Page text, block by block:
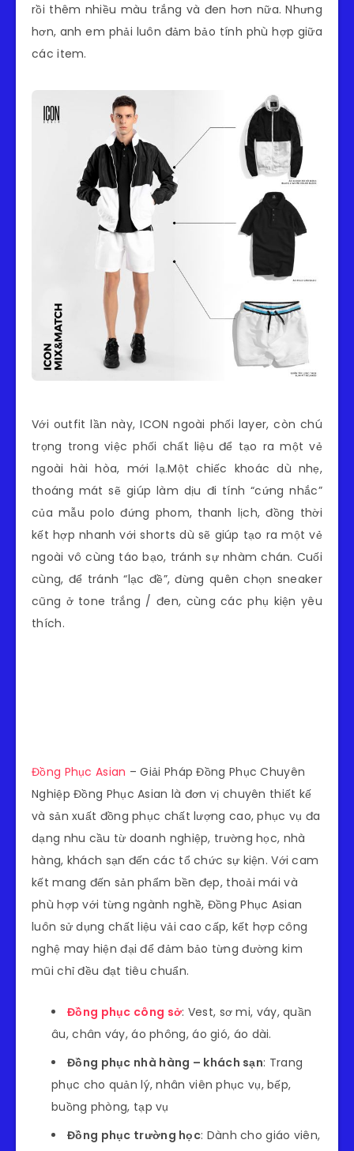
rồi thêm nhiều màu trắng và đen hơn nữa. Nhưng
hơn, anh em phải luôn đảm bảo tính phù hợp giữa
các item.
Với outfit lần này, ICON ngoài phối layer, còn chú
trọng trong việc phối chất liệu để tạo ra một vẻ
ngoài hài hòa, mới lạ.Một chiếc khoác dù nhẹ,
thoáng mát sẽ giúp làm dịu đi tính “cứng nhắc”
của mẫu polo đứng phom, thanh lịch, đồng thời
kết hợp nhanh với shorts dù sẽ giúp tạo ra một vẻ
ngoài vô cùng táo bạo, tránh sự nhàm chán. Cuối
cùng, để tránh “lạc đề”, đừng quên chọn sneaker
cũng ở tone trắng / đen, cùng các phụ kiện yêu
thích.
Đồng Phục Asian – Giải Pháp Đồng Phục Chuyên
Nghiệp Đồng Phục Asian là đơn vị chuyên thiết kế
và sản xuất đồng phục chất lượng cao, phục vụ đa
dạng nhu cầu từ doanh nghiệp, trường học, nhà
hàng, khách sạn đến các tổ chức sự kiện. Với cam
kết mang đến sản phẩm bền đẹp, thoải mái và
phù hợp với từng ngành nghề, Đồng Phục Asian
luôn sử dụng chất liệu vải cao cấp, kết hợp công
nghệ may hiện đại để đảm bảo từng đường kim
mũi chỉ đều đạt tiêu chuẩn.
Đồng phục công sở: Vest, sơ mi, váy, quần
âu, chân váy, áo phông, áo gió, áo dài.
Đồng phục nhà hàng – khách sạn: Trang
phục cho quản lý, nhân viên phục vụ, bếp,
buồng phòng, tạp vụ
Đồng phục trường học: Dành cho giáo viên,